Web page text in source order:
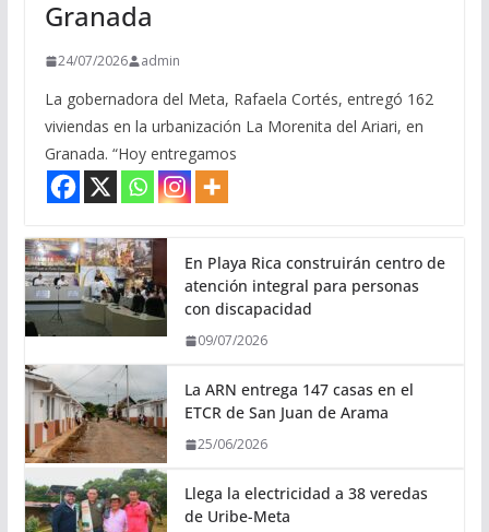
Granada
24/07/2026 admin
La gobernadora del Meta, Rafaela Cortés, entregó 162
viviendas en la urbanización La Morenita del Ariari, en
Granada. “Hoy entregamos
En Playa Rica construirán centro de
atención integral para personas
con discapacidad
09/07/2026
La ARN entrega 147 casas en el
ETCR de San Juan de Arama
25/06/2026
Llega la electricidad a 38 veredas
de Uribe-Meta